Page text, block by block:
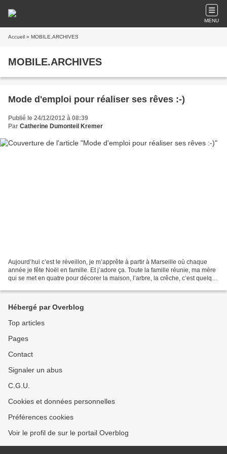
MENU
Accueil » MOBILE.ARCHIVES
MOBILE.ARCHIVES
Mode d'emploi pour réaliser ses rêves :-)
Publié le 24/12/2012 à 08:39
Par Catherine Dumonteil Kremer
Aujourd’hui c’est le réveillon, je m’apprête à partir à Marseille où chaque
année je fête Noël en famille. Et j’adore ça. Toute la famille réunie, ma mère
qui se met en quatre pour décorer la maison, l’arbre, la crêche, c’est quelque
Hébergé par Overblog
Top articles
Pages
Contact
Signaler un abus
C.G.U.
Cookies et données personnelles
Préférences cookies
Voir le profil de sur le portail Overblog